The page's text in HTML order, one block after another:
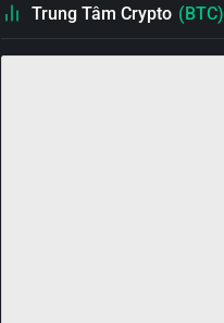
Trung Tâm Crypto (BTC)